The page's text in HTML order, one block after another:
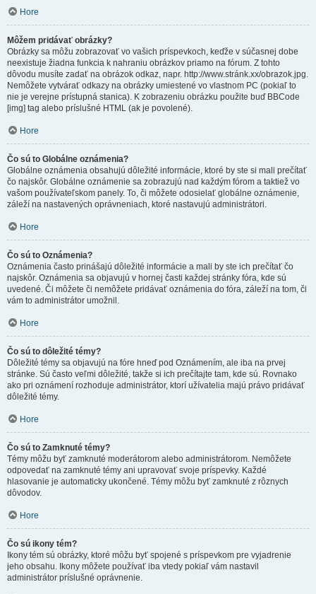
Hore
Môžem pridávať obrázky?
Obrázky sa môžu zobrazovať vo vašich príspevkoch, keďže v súčasnej dobe
neexistuje žiadna funkcia k nahraniu obrázkov priamo na fórum. Z tohto
dôvodu musíte zadať na obrázok odkaz, napr. http://www.stránk.xx/obrazok.jpg.
Nemôžete vytvárať odkazy na obrázky umiestené vo vlastnom PC (pokiaľ to
nie je verejne prístupná stanica). K zobrazeniu obrázku použite buď BBCode
[img] tag alebo príslušné HTML (ak je povolené).
Hore
Čo sú to Globálne oznámenia?
Globálne oznámenia obsahujú dôležité informácie, ktoré by ste si mali prečítať
čo najskôr. Globálne oznámenie sa zobrazujú nad každým fórom a taktiež vo
vašom používateľskom panely. To, či môžete odosielať globálne oznámenie,
záleží na nastavených oprávneniach, ktoré nastavujú administrátori.
Hore
Čo sú to Oznámenia?
Oznámenia často prinášajú dôležité informácie a mali by ste ich prečítať čo
najskôr. Oznámenia sa objavujú v hornej časti každej stránky fóra, kde sú
uvedené. Či môžete či nemôžete pridávať oznámenia do fóra, záleží na tom, či
vám to administrátor umožnil.
Hore
Čo sú to dôležité témy?
Dôležité témy sa objavujú na fóre hneď pod Oznámením, ale iba na prvej
stránke. Sú často veľmi dôležité, takže si ich prečítajte tam, kde sú. Rovnako
ako pri oznámení rozhoduje administrátor, ktorí užívatelia majú právo pridávať
dôležité témy.
Hore
Čo sú to Zamknuté témy?
Témy môžu byť zamknuté moderátorom alebo administrátorom. Nemôžete
odpovedať na zamknuté témy ani upravovať svoje príspevky. Každé
hlasovanie je automaticky ukončené. Témy môžu byť zamknuté z rôznych
dôvodov.
Hore
Čo sú ikony tém?
Ikony tém sú obrázky, ktoré môžu byť spojené s príspevkom pre vyjadrenie
jeho obsahu. Ikony môžete používať iba vtedy pokiaľ vám nastavil
administrátor príslušné oprávnenie.